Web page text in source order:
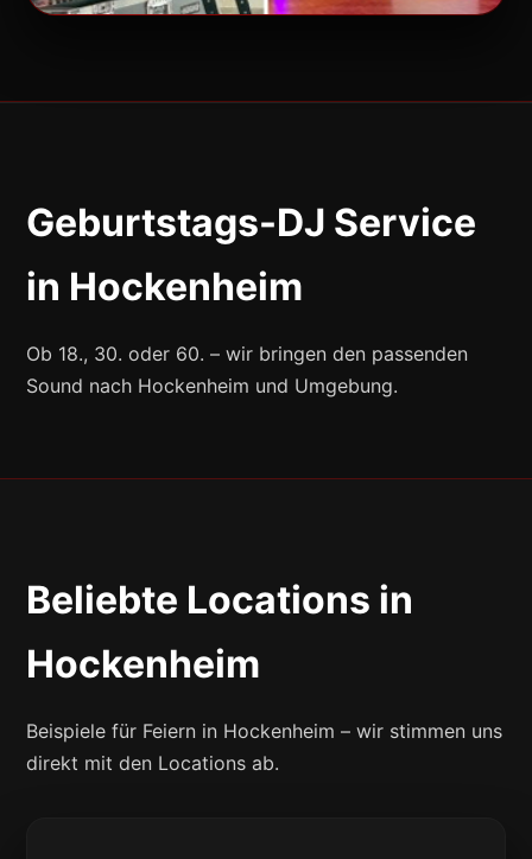
Geburtstags-DJ Service
in Hockenheim
Ob 18., 30. oder 60. – wir bringen den passenden
Sound nach Hockenheim und Umgebung.
Beliebte Locations in
Hockenheim
Beispiele für Feiern in Hockenheim – wir stimmen uns
direkt mit den Locations ab.